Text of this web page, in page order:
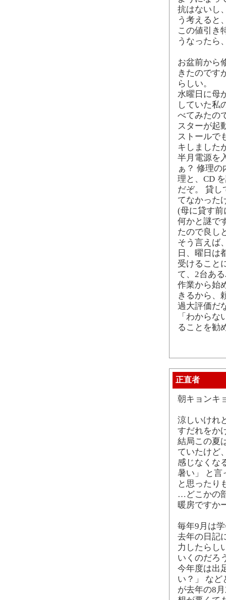
抗はないし
う考えると
この値引き
うなったら
お盆前から
きたのです
らしい。
水曜日に母
していた私
べてみたの
スターが起
ストールで
キしました
半月電源を
ぁ？ 修理
理と、CD
だぞ。 貸し
てなかった
(母に貸す前
何かと謎で
たので良し
そう言えば
日、曜日は
受けること
て、2台あ
作業から始
きるから、
過大評価だ
「わから
ることを勧
正直者
朝キョンキ
涼しいけれ
すだれをか
結局この夏
ていたけど
感じなくな
暑い」 と言
と思ったり
…どこかの
暖房ですか
毎年9月は
去年の日記
力したらし
いくのだろ
今年度は出
い？」 など
が去年の8